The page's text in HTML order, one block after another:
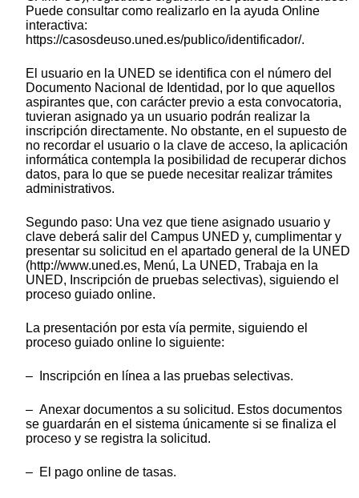
Puede consultar como realizarlo en la ayuda Online
interactiva:
https://casosdeuso.uned.es/publico/identificador/.
El usuario en la UNED se identifica con el número del
Documento Nacional de Identidad, por lo que aquellos
aspirantes que, con carácter previo a esta convocatoria,
tuvieran asignado ya un usuario podrán realizar la
inscripción directamente. No obstante, en el supuesto de
no recordar el usuario o la clave de acceso, la aplicación
informática contempla la posibilidad de recuperar dichos
datos, para lo que se puede necesitar realizar trámites
administrativos.
Segundo paso: Una vez que tiene asignado usuario y
clave deberá salir del Campus UNED y, cumplimentar y
presentar su solicitud en el apartado general de la UNED
(http://www.uned.es, Menú, La UNED, Trabaja en la
UNED, Inscripción de pruebas selectivas), siguiendo el
proceso guiado online.
La presentación por esta vía permite, siguiendo el
proceso guiado online lo siguiente:
– Inscripción en línea a las pruebas selectivas.
– Anexar documentos a su solicitud. Estos documentos
se guardarán en el sistema únicamente si se finaliza el
proceso y se registra la solicitud.
– El pago online de tasas.